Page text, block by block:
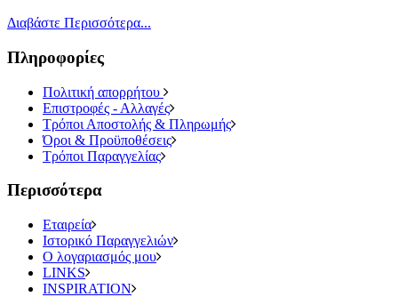
Διαβάστε Περισσότερα...
Πληροφορίες
Πολιτική απορρήτου
Επιστροφές - Αλλαγές
Τρόποι Αποστολής & Πληρωμής
Όροι & Προϋποθέσεις
Τρόποι Παραγγελίας
Περισσότερα
Εταιρεία
Ιστορικό Παραγγελιών
Ο λογαριασμός μου
LINKS
INSPIRATION